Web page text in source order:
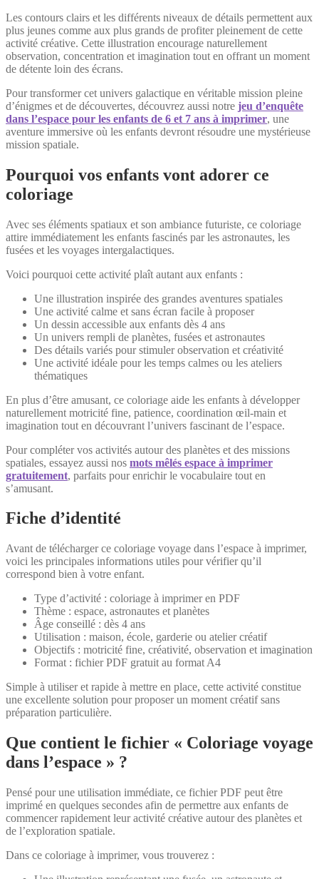
Les contours clairs et les différents niveaux de détails permettent aux
plus jeunes comme aux plus grands de profiter pleinement de cette
activité créative. Cette illustration encourage naturellement
observation, concentration et imagination tout en offrant un moment
de détente loin des écrans.
Pour transformer cet univers galactique en véritable mission pleine
d’énigmes et de découvertes, découvrez aussi notre jeu d’enquête
dans l’espace pour les enfants de 6 et 7 ans à imprimer, une
aventure immersive où les enfants devront résoudre une mystérieuse
mission spatiale.
Pourquoi vos enfants vont adorer ce
coloriage
Avec ses éléments spatiaux et son ambiance futuriste, ce coloriage
attire immédiatement les enfants fascinés par les astronautes, les
fusées et les voyages intergalactiques.
Voici pourquoi cette activité plaît autant aux enfants :
Une illustration inspirée des grandes aventures spatiales
Une activité calme et sans écran facile à proposer
Un dessin accessible aux enfants dès 4 ans
Un univers rempli de planètes, fusées et astronautes
Des détails variés pour stimuler observation et créativité
Une activité idéale pour les temps calmes ou les ateliers
thématiques
En plus d’être amusant, ce coloriage aide les enfants à développer
naturellement motricité fine, patience, coordination œil-main et
imagination tout en découvrant l’univers fascinant de l’espace.
Pour compléter vos activités autour des planètes et des missions
spatiales, essayez aussi nos mots mêlés espace à imprimer
gratuitement, parfaits pour enrichir le vocabulaire tout en
s’amusant.
Fiche d’identité
Avant de télécharger ce coloriage voyage dans l’espace à imprimer,
voici les principales informations utiles pour vérifier qu’il
correspond bien à votre enfant.
Type d’activité : coloriage à imprimer en PDF
Thème : espace, astronautes et planètes
Âge conseillé : dès 4 ans
Utilisation : maison, école, garderie ou atelier créatif
Objectifs : motricité fine, créativité, observation et imagination
Format : fichier PDF gratuit au format A4
Simple à utiliser et rapide à mettre en place, cette activité constitue
une excellente solution pour proposer un moment créatif sans
préparation particulière.
Que contient le fichier « Coloriage voyage
dans l’espace » ?
Pensé pour une utilisation immédiate, ce fichier PDF peut être
imprimé en quelques secondes afin de permettre aux enfants de
commencer rapidement leur activité créative autour des planètes et
de l’exploration spatiale.
Dans ce coloriage à imprimer, vous trouverez :